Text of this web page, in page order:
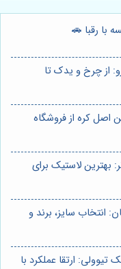
با رقبا 🚗
از چرخ و یدک تا
اصل کره از فروشگاه
بهترین لاستیک برای
انتخاب سایز، برند و
ارتقا عملکرد با